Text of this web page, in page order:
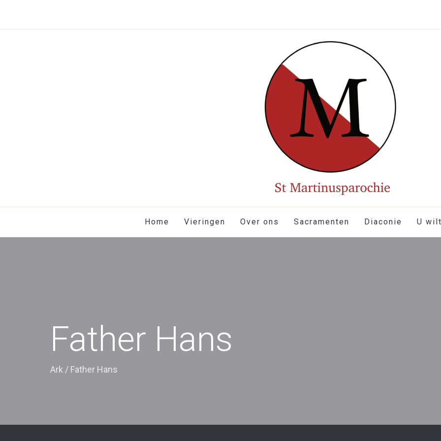
Home Vieringen Over ons Sacramenten Diaconie U
Father Hans
Ark / Father Hans